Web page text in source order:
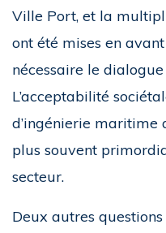
Ville Port, et la
ont été mises en
nécessaire le
L’acceptabilité
d’ingénierie maritime
plus souvent
secteur.
Deux autres